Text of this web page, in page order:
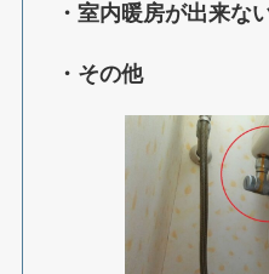
・室内暖房が出来な
・その他